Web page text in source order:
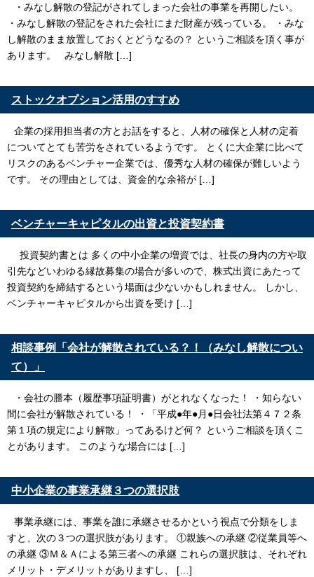
・みなし解散の登記がされてしまった会社の事業を再開したい。
・みなし解散の登記をされた会社にまだ財産が残っている。 ・みな
し解散のまま放置しておくとどうなるの？ というご相談を頂く事が
あります。 みなし解散 […]
ストックオプション活用のすすめ
企業の採用担当者の方とお話をすると、人材の確保と人材の定着
についてとても苦労をされているようです。 とくに大企業に比べて
リスクのあるベンチャー企業では、優秀な人材の確保が難しいよう
です。 その理由としては、資金的な余裕が […]
ベンチャーキャピタルの出資と投資契約書
投資契約書とは 多くの中小企業の増資では、社長の身内の方や取
引先などいわゆる縁故募集の場合が多いので、株式出資にあたって
投資契約を締結するという場面は少ないかもしれません。 しかし、
ベンチャーキャピタルから出資を受け […]
相談事例「会社が解散されている？！（みなし解散につい
て）」
・会社の謄本（履歴事項証明書）がとれなくなった！ ・知らない
間に会社が解散されている！ ・「平成●年●月●日会社法第４７２条
第１項の規定により解散」ってあるけど何？ というご相談を頂くこ
とがあります。 このような場合には […]
中小企業の事業承継３つの選択肢
事業承継には、事業を誰に承継させるかという視点で分類をしま
すと、次の３つの選択肢があります。 ①親族への承継 ②従業員等へ
の承継 ③Ｍ＆Ａによる第三者への承継 これらの選択肢は、それぞれ
メリット・デメリットがありますし、 […]